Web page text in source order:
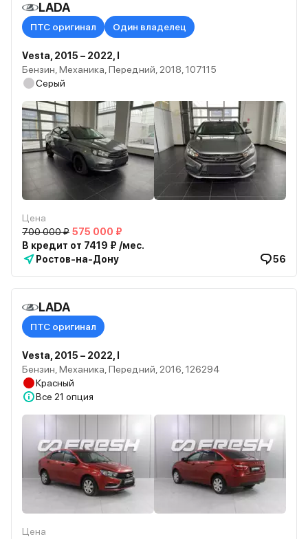
LADA
ПТС оригинал Один владелец
Vesta, 2015 – 2022, I
Бензин, Механика, Передний, 2018, 107115
Серый
Цена
700 000 ₽ 575 000 ₽
В кредит от 7419 ₽ /мес.
Ростов-на-Дону
56
LADA
ПТС оригинал
Vesta, 2015 – 2022, I
Бензин, Механика, Передний, 2016, 126294
Красный
Все 21 опция
Цена